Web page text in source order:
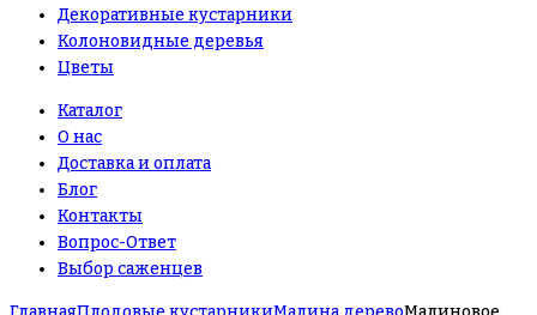
Декоративные кустарники
Колоновидные деревья
Цветы
Каталог
О нас
Доставка и оплата
Блог
Контакты
Вопрос-Ответ
Выбор саженцев